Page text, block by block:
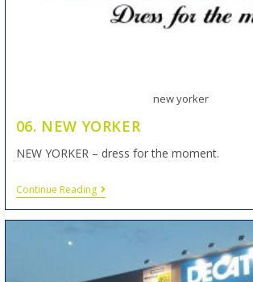
new yorker
06. NEW YORKER
NEW YORKER – dress for the moment.
Continue Reading